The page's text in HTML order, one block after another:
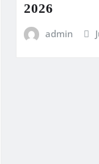
2026
admin